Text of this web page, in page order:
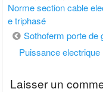
Norme section cable
e triphasé
Navigation
de
Sothoferm porte de
Puissance
Laisser un